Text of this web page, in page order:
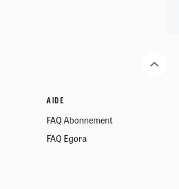
AIDE
FAQ Abonnement
FAQ Egora